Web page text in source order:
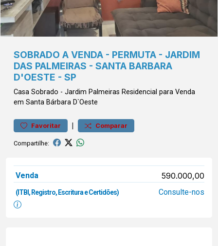
SOBRADO A VENDA - PERMUTA - JARDIM
DAS PALMEIRAS - SANTA BARBARA
D'OESTE - SP
Casa Sobrado - Jardim Palmeiras Residencial para Venda
em Santa Bárbara D`Oeste
Favoritar | Comparar
Compartilhe:
Venda 590.000,00
(ITBI, Registro, Escritura e Certidões) Consulte-nos